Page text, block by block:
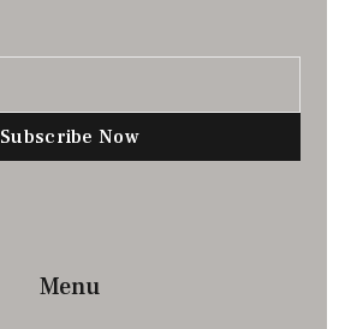
Subscribe Now
Menu